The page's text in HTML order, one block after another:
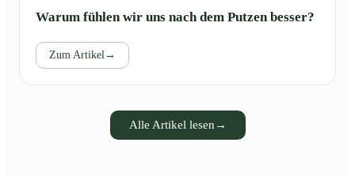
Warum fühlen wir uns nach dem Putzen besser?
Zum Artikel→
Alle Artikel lesen →